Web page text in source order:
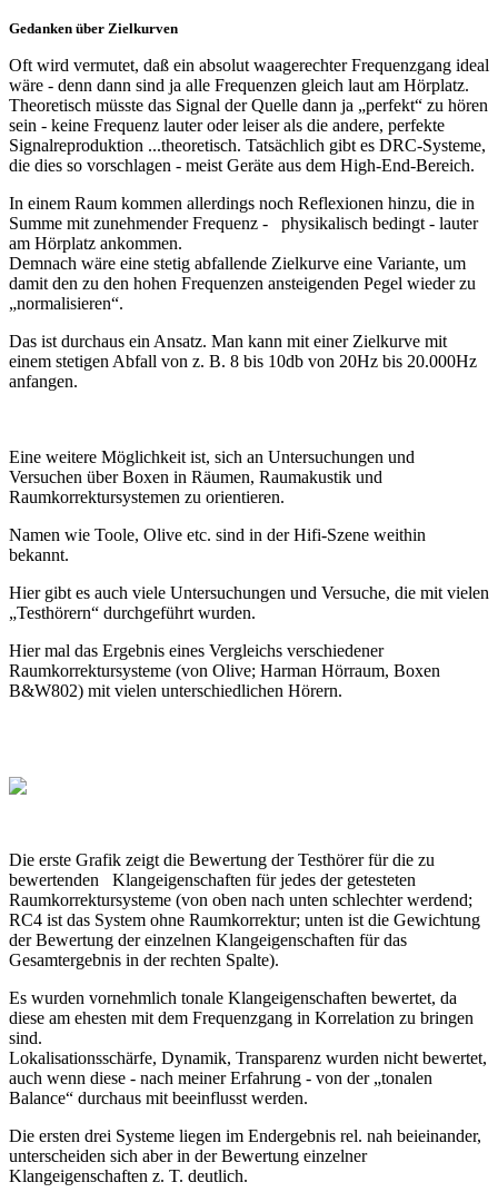
Gedanken über Zielkurven
Oft wird vermutet, daß ein absolut waagerechter Frequenzgang ideal
wäre - denn dann sind ja alle Frequenzen gleich laut am Hörplatz.
Theoretisch müsste das Signal der Quelle dann ja „perfekt“ zu hören
sein - keine Frequenz lauter oder leiser als die andere, perfekte
Signalreproduktion ...theoretisch. Tatsächlich gibt es DRC-Systeme,
die dies so vorschlagen - meist Geräte aus dem High-End-Bereich.
In einem Raum kommen allerdings noch Reflexionen hinzu, die in
Summe mit zunehmender Frequenz - physikalisch bedingt - lauter
am Hörplatz ankommen.
Demnach wäre eine stetig abfallende Zielkurve eine Variante, um
damit den zu den hohen Frequenzen ansteigenden Pegel wieder zu
„normalisieren“.
Das ist durchaus ein Ansatz. Man kann mit einer Zielkurve mit
einem stetigen Abfall von z. B. 8 bis 10db von 20Hz bis 20.000Hz
anfangen.
Eine weitere Möglichkeit ist, sich an Untersuchungen und
Versuchen über Boxen in Räumen, Raumakustik und
Raumkorrektursystemen zu orientieren.
Namen wie Toole, Olive etc. sind in der Hifi-Szene weithin
bekannt.
Hier gibt es auch viele Untersuchungen und Versuche, die mit vielen
„Testhörern“ durchgeführt wurden.
Hier mal das Ergebnis eines Vergleichs verschiedener
Raumkorrektursysteme (von Olive; Harman Hörraum, Boxen
B&W802) mit vielen unterschiedlichen Hörern.
Die erste Grafik zeigt die Bewertung der Testhörer für die zu
bewertenden Klangeigenschaften für jedes der getesteten
Raumkorrektursysteme (von oben nach unten schlechter werdend;
RC4 ist das System ohne Raumkorrektur; unten ist die Gewichtung
der Bewertung der einzelnen Klangeigenschaften für das
Gesamtergebnis in der rechten Spalte).
Es wurden vornehmlich tonale Klangeigenschaften bewertet, da
diese am ehesten mit dem Frequenzgang in Korrelation zu bringen
sind.
Lokalisationsschärfe, Dynamik, Transparenz wurden nicht bewertet,
auch wenn diese - nach meiner Erfahrung - von der „tonalen
Balance“ durchaus mit beeinflusst werden.
Die ersten drei Systeme liegen im Endergebnis rel. nah beieinander,
unterscheiden sich aber in der Bewertung einzelner
Klangeigenschaften z. T. deutlich.